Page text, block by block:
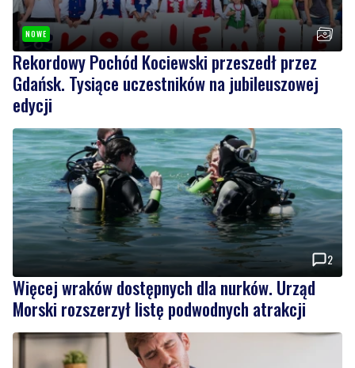
NOWE
Rekordowy Pochód Kociewski przeszedł przez
Gdańsk. Tysiące uczestników na jubileuszowej
edycji
2
Więcej wraków dostępnych dla nurków. Urząd
Morski rozszerzył listę podwodnych atrakcji